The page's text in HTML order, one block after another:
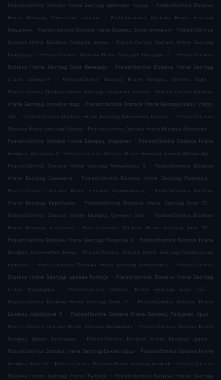
Poslastičarnica Dostava Hrane Београд Цветкова пијаца
. Poslastičarnica Dostava
Hrane Београд Учитељско насеље
.
Poslastičarnica Dostava Hrane Београд
Коњарник . Poslastičarnica Dostava Hrane Београд Вуков споменик . Poslastičarnica
Dostava Hrane Београд Славујев венац
. Poslastičarnica Dostava Hrane Београд
Булбулдер
. Poslastičarnica Dostava Hrane Београд Звездара 2 . Poslastičarnica
Dostava Hrane Београд Бара Венеција
. Poslastičarnica Dostava Hrane Београд
Старо сајмиште
. Poslastičarnica Dostava Hrane Београд Зелено брдо
.
Poslastičarnica Dostava Hrane Београд Скојевско насеље . Poslastičarnica Dostava
Hrane Београд Филмски град . Poslastičarnica Dostava Hrane Београд Мали Мокри
Луг . Poslastičarnica Dostava Hrane Београд Цветанова ћуприја . Poslastičarnica
Dostava Hrane Београд Ћалије . Poslastičarnica Dostava Hrane Београд Миријево I .
Poslastičarnica Dostava Hrane Београд Миријево
. Poslastičarnica Dostava Hrane
Београд Звездара 3
. Poslastičarnica Dostava Hrane Београд Велики Мокри Луг .
Poslastičarnica Dostava Hrane Београд Миљаковац 3
. Poslastičarnica Dostava
Hrane Београд Савамала
. Poslastičarnica Dostava Hrane Београд Палилула
.
Poslastičarnica Dostava Hrane Београд Хаџипоповац
.
Poslastičarnica Dostava
Hrane Београд Карабурма
. Poslastičarnica Dostava Hrane Београд Блок 19
.
Poslastičarnica Dostava Hrane Београд Сунчани Брег
.
Poslastičarnica Dostava
Hrane Београд Кнежевац
. Poslastičarnica Dostava Hrane Београд Блок 15
.
Poslastičarnica Dostava Hrane Београд Раковица 2 . Poslastičarnica Dostava Hrane
Београд Косанчићев Венац . Poslastičarnica Dostava Hrane Београд Професорска
колонија
. Poslastičarnica Dostava Hrane Београд Богословија . Poslastičarnica
Dostava Hrane Београд Царева ћуприја
. Poslastičarnica Dostava Hrane Београд
Стара Карабурма
. Poslastičarnica Dostava Hrane Београд Блок 19а
.
Poslastičarnica Dostava Hrane Београд Блок 21
. Poslastičarnica Dostava Hrane
Београд Карабурма II
. Poslastičarnica Dostava Hrane Београд Лабудово брдо
.
Poslastičarnica Dostava Hrane Београд Видиковац . Poslastičarnica Dostava Hrane
Београд Церак Виногради
. Poslastičarnica Dostava Hrane Београд Церак
.
Poslastičarnica Dostava Hrane Београд Баново брдо . Poslastičarnica Dostava Hrane
Београд Блок 43 . Poslastičarnica Dostava Hrane Београд Блок 26 . Poslastičarnica
Dostava Hrane Београд Роспи Ћуприја
. Poslastičarnica Dostava Hrane Београд